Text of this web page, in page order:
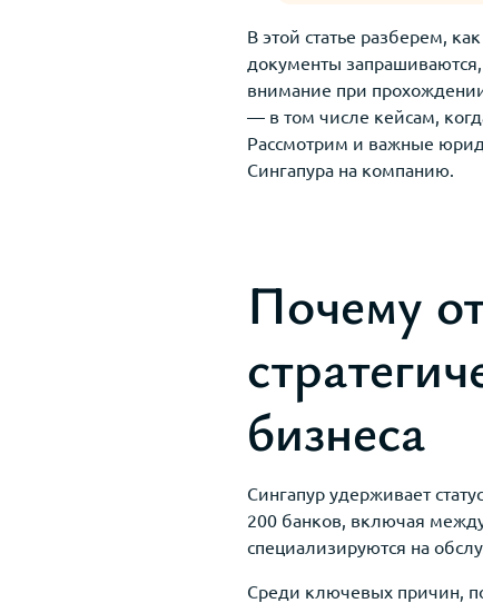
В этой статье разберем,
документы запрашиваются,
внимание при
— в том числе кейсам,
Рассмотрим и важные
Сингапура на компанию.
Почему
бизнеса
Сингапур удерживает
200 банков, включая
специализируются на
Среди ключевых причин,